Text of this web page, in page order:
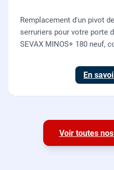
Remplacement d'un pivot
serruriers pour votre porte
SEVAX MINOS+ 180 neuf,
sol, réglage et essais. 995
En
Voir toutes